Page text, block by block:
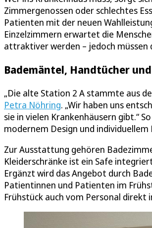
Zimmergenossen oder schlechtes
Patienten mit der neuen
Einzelzimmern erwartet die
attraktiver werden – jedoch
Bademäntel, Handtücher
„Die alte Station 2 A stammte aus
Petra Nöhring. „Wir haben uns
sie in vielen Krankenhäusern gibt.“
modernem Design und
Zur Ausstattung gehören
Kleiderschränke ist ein Safe
Ergänzt wird das Angebot durch
Patientinnen und Patienten im
Frühstück auch vom Personal direkt